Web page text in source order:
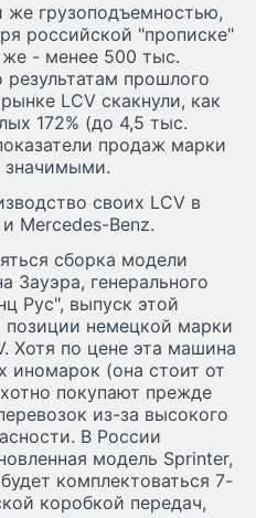
грузоподъемностью,
российской "прописке"
- менее 500 тыс.
результатам прошлого
LCV скакнули, как
172% (до 4,5 тыс.
продаж марки
значимыми.
своих LCV в
Mercedes-Benz.
сборка модели
Зауэра, генерального
Рус", выпуск этой
позиции немецкой марки
Хотя по цене эта машина
иномарок (она стоит от
покупают прежде
из-за высокого
В России
модель Sprinter,
комплектоваться 7-
коробкой передач,